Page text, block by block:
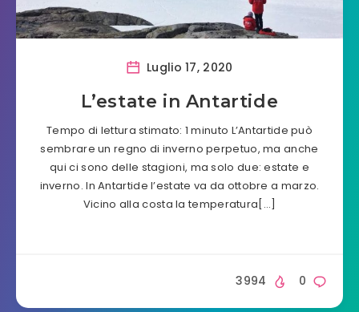
Luglio 17, 2020
L’estate in Antartide
Tempo di lettura stimato: 1 minuto L’Antartide può
sembrare un regno di inverno perpetuo, ma anche
qui ci sono delle stagioni, ma solo due: estate e
inverno. In Antartide l’estate va da ottobre a marzo.
Vicino alla costa la temperatura[…]
0
3994